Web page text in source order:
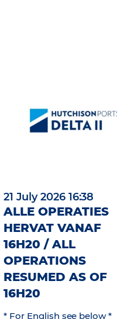
21 July 2026 16:38
ALLE OPERATIES
HERVAT VANAF
16H20 / ALL
OPERATIONS
RESUMED AS OF
16H20
* For English see below *